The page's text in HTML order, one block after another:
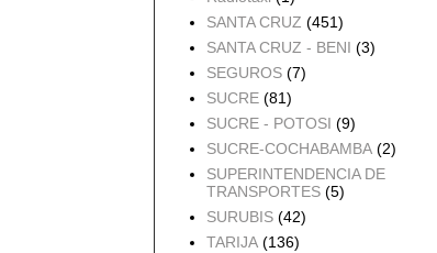
SANTA CRUZ (451)
SANTA CRUZ - BENI (3)
SEGUROS (7)
SUCRE (81)
SUCRE - POTOSI (9)
SUCRE-COCHABAMBA (2)
SUPERINTENDENCIA DE
TRANSPORTES (5)
SURUBIS (42)
TARIJA (136)